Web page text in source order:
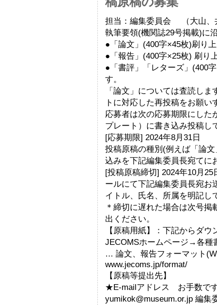
担当：編集委員会 （大山、
執筆要領(機関誌29号掲載)に
●「論文」(400字×45枚)刷り
●「報告」(400字×25枚) 刷り
●「書評」「レターズ」(400
す。
「論文」については査読し
トに対応した再投稿をお願い
応募者は次の応募期限にした
プレート）に書き込み投稿し
[応募期限] 2024年8月31日
投稿原稿の種別(例えば「論
込みを下記編集委員長宛てに
[投稿原稿締切] 2024年10月
ールにて下記編集委員長宛お
イトル、氏名、所属を明記し
＊締切に遅れた場合は次号
出ください。
【原稿用紙】：下記からダ
JECOMSホームページ→各
… 論文、報告フォーマット
www.jecoms.jp/format/
【原稿等提出先】
★E-mailアドレス お手数で
yumikok@museum.or.jp 編